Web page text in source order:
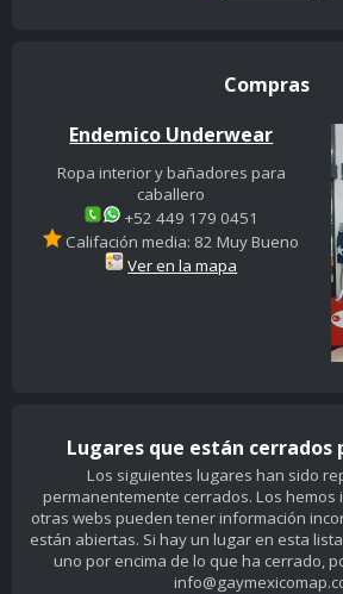
Compras
Endemico Underwear
Ropa interior y bañadores para
caballero
+52 449 179 0451
Califación media: 82 Muy Bueno
Ver en la mapa
Lugares que están cerrados
Los siguientes lugares han sido
permanentemente cerrados. Los hemos
otras webs pueden tener información
están abiertas. Si hay un lugar en esta
uno por encima de lo que ha cerrado,